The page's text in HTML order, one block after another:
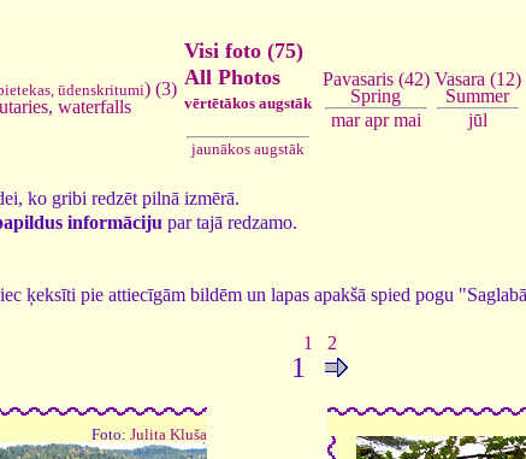
ūdenskritumi) (3)
waterfalls
Visi foto (75)
All Photos
vērtētākos augstāk
jaunākos augstāk
Pavasaris (42)
Spring
mar apr mai
Vasara (12)
Summer
jūl
ko gribi redzēt pilnā izmērā.
informāciju par tajā redzamo.
ķeksīti pie attiecīgām bildēm un lapas apakšā spied pogu
1 2
1
Foto: Julita Kluša